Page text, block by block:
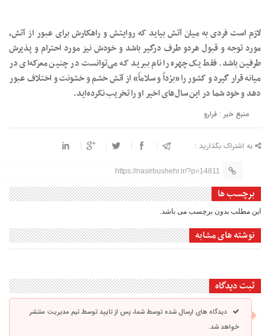
لازم است فردی به میان آتش بیاید که روایتش و راهکارش برای عبور از آتش،
مورد توجه و قبول هردو طرف درگیر باشد و خودش نیز مورد احترام و پذیرش
طرفین باشد. فقط یک چهره را نام ببرید که می‌توانست در چنین معرکه‌ای در
میانه قرار گیرد و کشور را «برْداً و سلاماً» از آتش خشم و خشونت و اختلاف عبور
دهد و خود شما در این سال‌های اخیر او را تخریب نکرده‌اید.
منبع خبر : فرارو
به اشتراک بگذارید :
https://nasirbushehr.ir/?p=14811
برچسب ها
این مطلب بدون برچسب می باشد.
نوشته های مشابه
ثبت دیدگاه
دیدگاه های ارسال شده توسط شما، پس از تایید توسط تیم مدیریت منتشر
خواهد شد.